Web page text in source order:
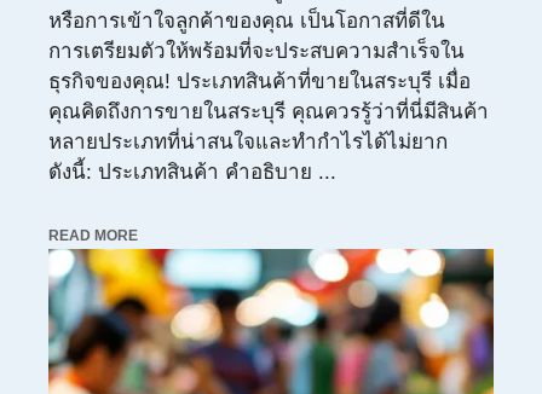
หรือการเข้าใจลูกค้าของคุณ เป็นโอกาสที่ดีใน
การเตรียมตัวให้พร้อมที่จะประสบความสำเร็จใน
ธุรกิจของคุณ! ประเภทสินค้าที่ขายในสระบุรี เมื่อ
คุณคิดถึงการขายในสระบุรี คุณควรรู้ว่าที่นี่มีสินค้า
หลายประเภทที่น่าสนใจและทำกำไรได้ไม่ยาก
ดังนี้: ประเภทสินค้า คำอธิบาย ...
READ MORE